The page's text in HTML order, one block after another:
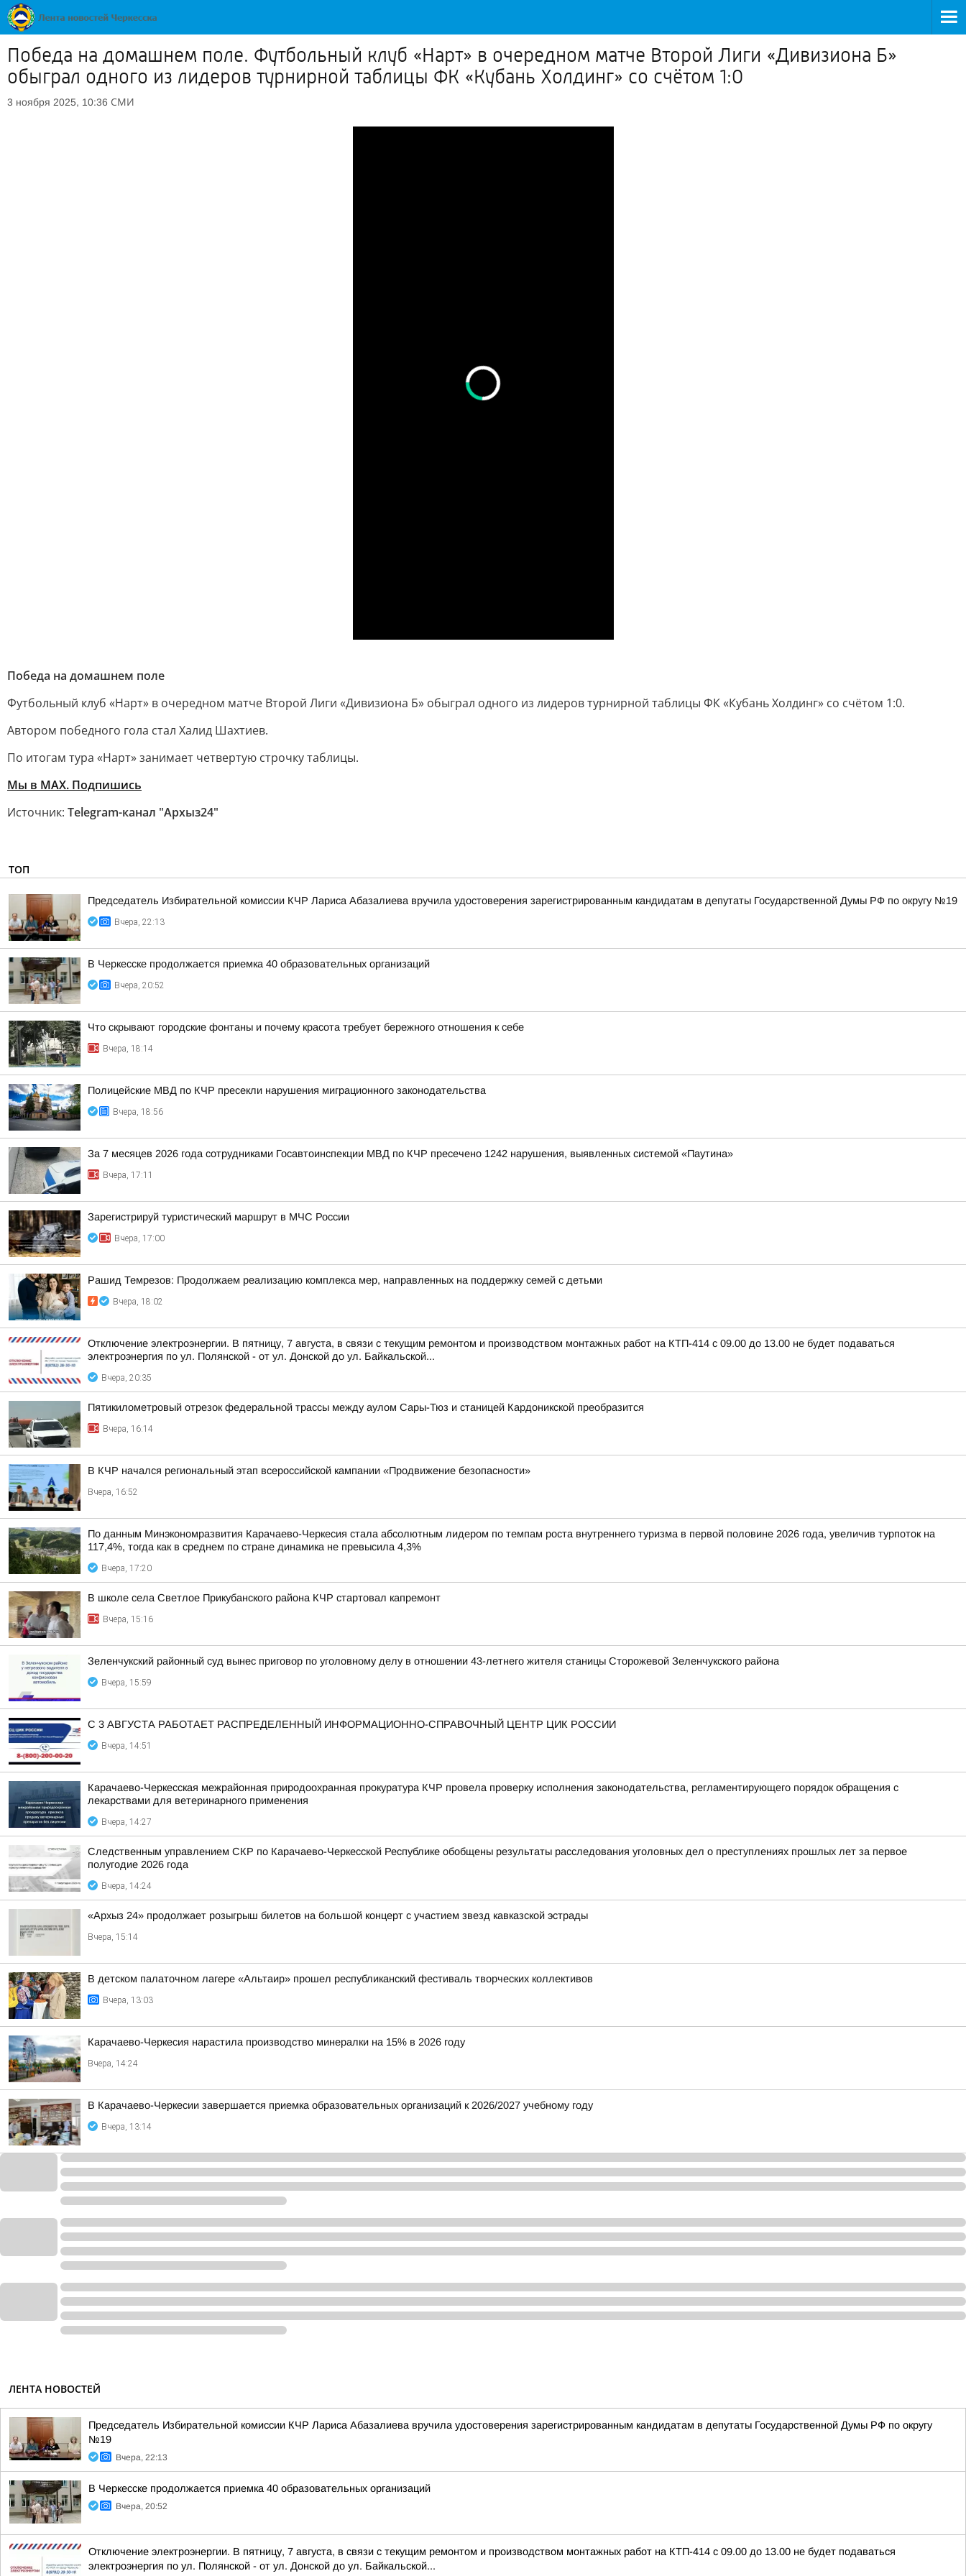
Победа на домашнем поле. Футбольный клуб «Нарт» в очередном матче Второй Лиги «Дивизиона Б»
обыграл одного из лидеров турнирной таблицы ФК «Кубань Холдинг» со счётом 1:0
3 ноября 2025, 10:36 СМИ
Победа на домашнем поле
Футбольный клуб «Нарт» в очередном матче Второй Лиги «Дивизиона Б» обыграл одного из лидеров турнирной таблицы ФК «Кубань Холдинг» со счётом 1:0.
Автором победного гола стал Халид Шахтиев.
По итогам тура «Нарт» занимает четвертую строчку таблицы.
Мы в MAX. Подпишись
Источник: Telegram-канал "Архыз24"
ТОП
Председатель Избирательной комиссии КЧР Лариса Абазалиева вручила удостоверения зарегистрированным кандидатам в депутаты Государственной Думы РФ по округу №19
Вчера, 22:13
В Черкесске продолжается приемка 40 образовательных организаций
Вчера, 20:52
Что скрывают городские фонтаны и почему красота требует бережного отношения к себе
Вчера, 18:14
Полицейские МВД по КЧР пресекли нарушения миграционного законодательства
Вчера, 18:56
За 7 месяцев 2026 года сотрудниками Госавтоинспекции МВД по КЧР пресечено 1242 нарушения, выявленных системой «Паутина»
Вчера, 17:11
Зарегистрируй туристический маршрут в МЧС России
Вчера, 17:00
Рашид Темрезов: Продолжаем реализацию комплекса мер, направленных на поддержку семей с детьми
Вчера, 18:02
Отключение электроэнергии. В пятницу, 7 августа, в связи с текущим ремонтом и производством монтажных работ на КТП-414 с 09.00 до 13.00 не будет подаваться
электроэнергия по ул. Полянской - от ул. Донской до ул. Байкальской...
Вчера, 20:35
Пятикилометровый отрезок федеральной трассы между аулом Сары-Тюз и станицей Кардоникской преобразится
Вчера, 16:14
В КЧР начался региональный этап всероссийской кампании «Продвижение безопасности»
Вчера, 16:52
По данным Минэкономразвития Карачаево-Черкесия стала абсолютным лидером по темпам роста внутреннего туризма в первой половине 2026 года, увеличив турпоток на
117,4%, тогда как в среднем по стране динамика не превысила 4,3%
Вчера, 17:20
В школе села Светлое Прикубанского района КЧР стартовал капремонт
Вчера, 15:16
Зеленчукский районный суд вынес приговор по уголовному делу в отношении 43-летнего жителя станицы Сторожевой Зеленчукского района
Вчера, 15:59
С 3 АВГУСТА РАБОТАЕТ РАСПРЕДЕЛЕННЫЙ ИНФОРМАЦИОННО-СПРАВОЧНЫЙ ЦЕНТР ЦИК РОССИИ
Вчера, 14:51
Карачаево-Черкесская межрайонная природоохранная прокуратура КЧР провела проверку исполнения законодательства, регламентирующего порядок обращения с
лекарствами для ветеринарного применения
Вчера, 14:27
Следственным управлением СКР по Карачаево-Черкесской Республике обобщены результаты расследования уголовных дел о преступлениях прошлых лет за первое
полугодие 2026 года
Вчера, 14:24
«Архыз 24» продолжает розыгрыш билетов на большой концерт с участием звезд кавказской эстрады
Вчера, 15:14
В детском палаточном лагере «Альтаир» прошел республиканский фестиваль творческих коллективов
Вчера, 13:03
Карачаево-Черкесия нарастила производство минералки на 15% в 2026 году
Вчера, 14:24
В Карачаево-Черкесии завершается приемка образовательных организаций к 2026/2027 учебному году
Вчера, 13:14
ЛЕНТА НОВОСТЕЙ
Председатель Избирательной комиссии КЧР Лариса Абазалиева вручила удостоверения зарегистрированным кандидатам в депутаты Государственной Думы РФ по округу
№19
Вчера, 22:13
В Черкесске продолжается приемка 40 образовательных организаций
Вчера, 20:52
Отключение электроэнергии. В пятницу, 7 августа, в связи с текущим ремонтом и производством монтажных работ на КТП-414 с 09.00 до 13.00 не будет подаваться
электроэнергия по ул. Полянской - от ул. Донской до ул. Байкальской...